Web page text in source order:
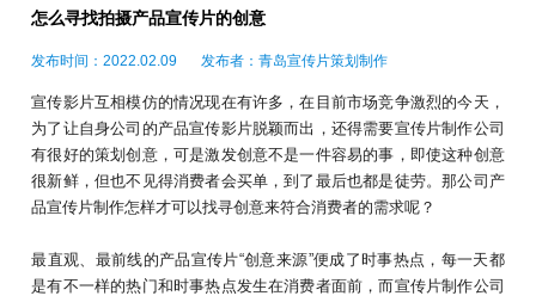
怎么寻找拍摄产品宣传片的创意
发布时间：2022.02.09 发布者：青岛宣传片策划制作
宣传影片互相模仿的情况现在有许多，在目前市场竞争激烈的今天，
为了让自身公司的产品宣传影片脱颖而出，还得需要宣传片制作公司
有很好的策划创意，可是激发创意不是一件容易的事，即使这种创意
很新鲜，但也不见得消费者会买单，到了最后也都是徒劳。那公司产
品宣传片制作怎样才可以找寻创意来符合消费者的需求呢？
最直观、最前线的产品宣传片“创意来源”便成了时事热点，每一天都
是有不一样的热门和时事热点发生在消费者面前，而宣传片制作公司